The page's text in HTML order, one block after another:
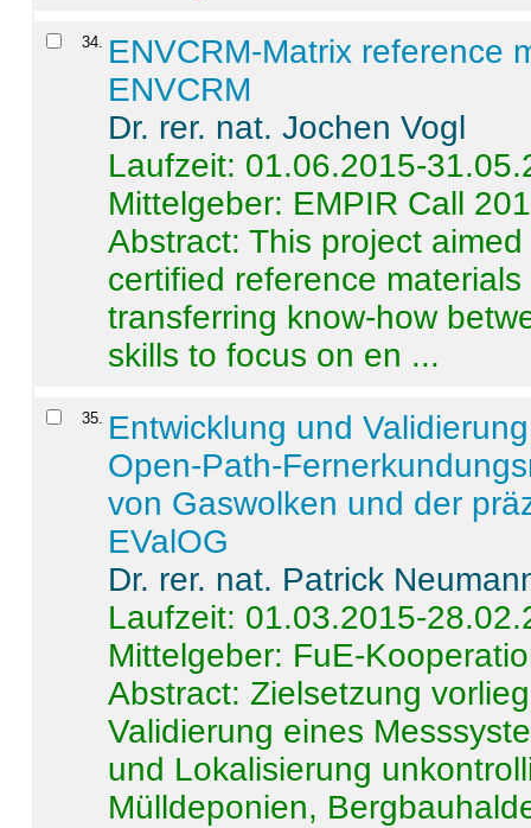
34. ENVCRM-Matrix reference
ENVCRM
Dr. rer. nat. Jochen Vogl
Laufzeit: 01.06.2015-
Mittelgeber: EMPIR Call
Abstract:This project
certified reference
transferring know-how
skills to focus on en ...
35. Entwicklung und
Open-Path-
von Gaswolken und der
EValOG
Dr. rer. nat. Patrick
Laufzeit: 01.03.2015-
Mittelgeber: FuE-
Abstract:Zielsetzung
Validierung eines
und Lokalisierung
Mülldeponien,